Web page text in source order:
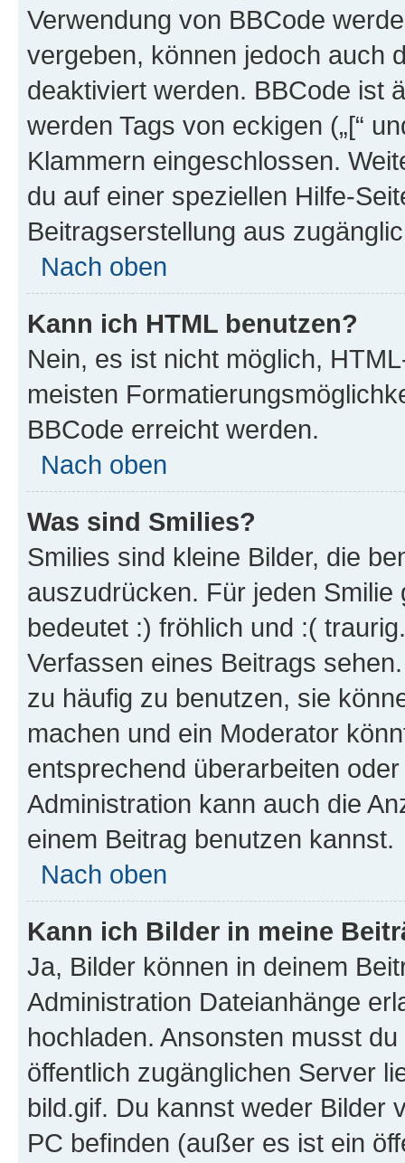
Verwendung von BBCode
vergeben, können jedoch auch
deaktiviert werden. BBCode ist
werden Tags von eckigen („[“
Klammern eingeschlossen.
du auf einer speziellen Hilfe-
Beitragserstellung aus
Nach oben
Kann ich HTML benutzen?
Nein, es ist nicht möglich,
meisten
BBCode erreicht werden.
Nach oben
Was sind Smilies?
Smilies sind kleine Bilder, die
auszudrücken. Für jeden
bedeutet :) fröhlich und :(
Verfassen eines Beitrags
zu häufig zu benutzen, sie
machen und ein Moderator
entsprechend überarbeiten
Administration kann auch die
einem Beitrag benutzen kannst.
Nach oben
Kann ich Bilder in meine
Ja, Bilder können in deinem
Administration Dateianhänge
hochladen. Ansonsten musst
öffentlich zugänglichen Server
bild.gif. Du kannst weder Bilder
PC befinden (außer es ist ein